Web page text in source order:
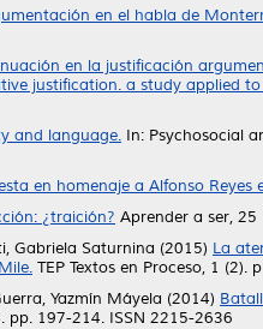
en el habla de
en la justificación
justification. a study applied
and language. In: Psychosocial
en homenaje a Alfonso
¿traición? Aprender a ser,
Gabriela Saturnina (2015) La
TEP Textos en Proceso, 1 (2).
Yazmín Máyela (2014)
pp. 197-214. ISSN 2215-2636